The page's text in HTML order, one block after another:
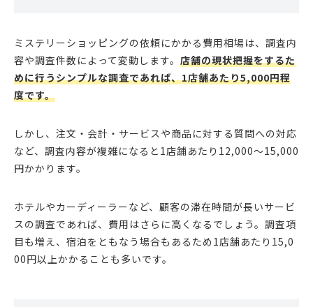
ミステリーショッピングの依頼にかかる費用相場は、調査内
容や調査件数によって変動します。 店舗の現状把握をするた
めに行うシンプルな調査であれば、1店舗あたり5,000円程
度です。
しかし、注文・会計・サービスや商品に対する質問への対応
など、調査内容が複雑になると1店舗あたり12,000〜15,000
円かかります。
ホテルやカーディーラーなど、顧客の滞在時間が長いサービ
スの調査であれば、費用はさらに高くなるでしょう。調査項
目も増え、宿泊をともなう場合もあるため1店舗あたり15,0
00円以上かかることも多いです。